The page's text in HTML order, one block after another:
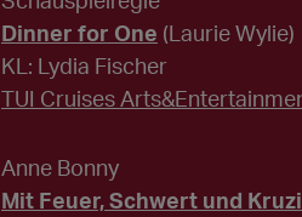
Dinner for One (Laurie Wylie)
KL: Lydia Fischer
TUI Cruises
Anne Bonny
Mit Feuer, Schwert und